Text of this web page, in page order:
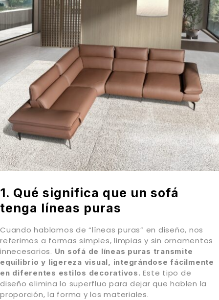
1. Qué significa que un sofá
tenga líneas puras
Cuando hablamos de “líneas puras” en diseño, nos
referimos a formas simples, limpias y sin ornamentos
innecesarios. Un sofá de líneas puras transmite
equilibrio y ligereza visual, integrándose fácilmente
en diferentes estilos decorativos. Este tipo de
diseño elimina lo superfluo para dejar que hablen la
proporción, la forma y los materiales.